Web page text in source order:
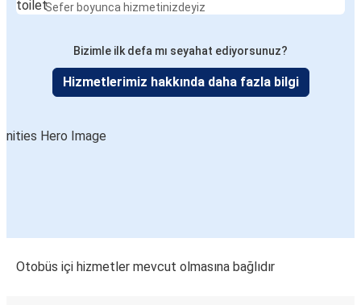
Sefer boyunca hizmetinizdeyiz
Bizimle ilk defa mı seyahat ediyorsunuz?
Hizmetlerimiz hakkında daha fazla bilgi
Otobüs içi hizmetler mevcut olmasına bağlıdır